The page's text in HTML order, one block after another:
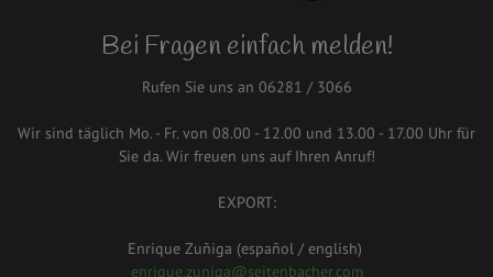
Bei Fragen einfach melden!
Rufen Sie uns an 06281 / 3066
Wir sind täglich Mo. - Fr. von 08.00 - 12.00 und 13.00 - 17.00 Uhr für
Sie da. Wir freuen uns auf Ihren Anruf!
EXPORT:
Enrique Zuñiga (español / english)
enrique.zuniga@seitenbacher.com